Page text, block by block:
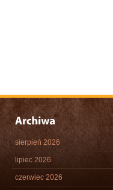
sierpień 2026
lipiec 2026
czerwiec 2026